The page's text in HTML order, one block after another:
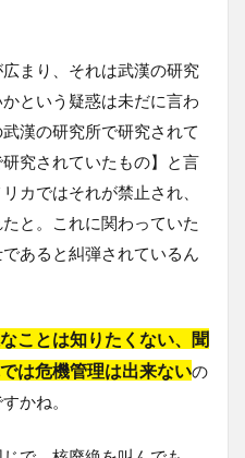
まり、それは武漢の研究
という疑惑は未だに言わ
漢の研究所で研究されて
究されていたもの】と言
カではそれが禁止され、
と。これに関わっていた
あると糾弾されているん
ことは知りたくない、聞
は危機管理は出来ないの
かね。